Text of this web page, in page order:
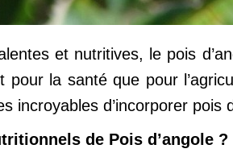
et nutritives, le pois
pour la santé que pour
incroyables d’incorporer
de Pois d’angole ?